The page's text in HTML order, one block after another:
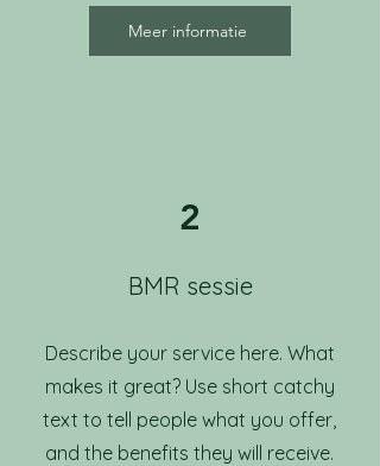
Meer informatie
2
BMR sessie
Describe your service here. What
makes it great? Use short catchy
text to tell people what you offer,
and the benefits they will receive.